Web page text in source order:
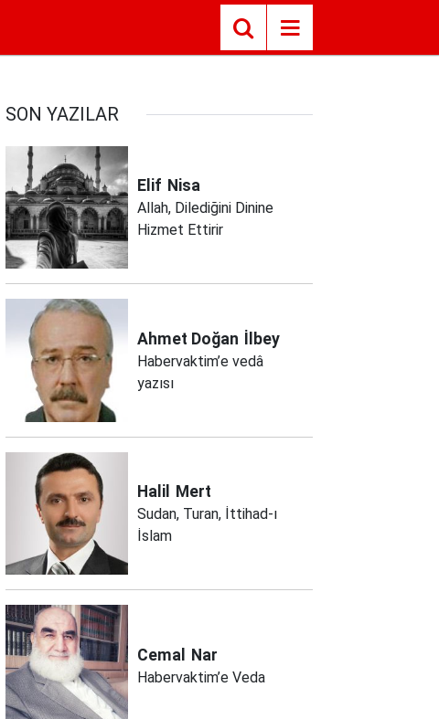
SON YAZILAR
Elif Nisa
Allah, Dilediğini Dinine
Hizmet Ettirir
Ahmet Doğan İlbey
Habervaktim’e vedâ
yazısı
Halil Mert
Sudan, Turan, İttihad-ı
İslam
Cemal Nar
Habervaktim’e Veda